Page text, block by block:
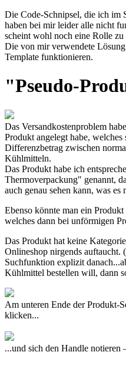
Die Code-Schnipsel, die ich im
haben bei mir leider alle nicht
scheint wohl noch eine Rolle zu
Die von mir verwendete
Template funktionieren.
"Pseudo-
Das Versandkostenproblem
Produkt angelegt habe,
Differenzbetrag zwischen
Kühlmitteln.
Das Produkt habe ich
Thermoverpackung" genannt,
auch genau sehen kann, was
Ebenso könnte man ein
welches dann bei unförmigen
Das Produkt hat keine
Onlineshop nirgends auftaucht.
Suchfunktion explizit
Kühlmittel bestellen will, dann
Am unteren Ende der Produkt-
klicken...
...und sich den Handle notieren